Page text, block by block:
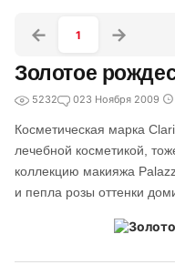
1
Золотое
5232 023 Ноября 2009
Косметическая марка
лечебной косметикой,
коллекцию макияжа
и пепла розы оттенки